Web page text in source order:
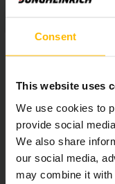
Consent
This website uses
We use cookies to
provide social
We also share
our social media,
may combine it with